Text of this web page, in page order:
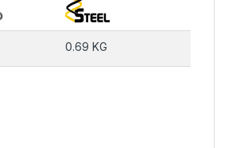
0.69 KG